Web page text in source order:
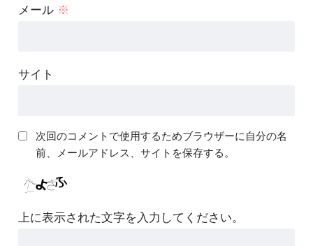
メール ※
サイト
次回のコメントで使用するためブラウザーに自分の名
前、メールアドレス、サイトを保存する。
上に表示された文字を入力してください。